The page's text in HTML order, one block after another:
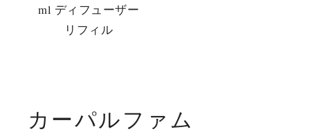
ml ディフューザー
リフィル
カーパルファム